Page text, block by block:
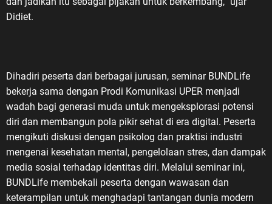
Didiet.
Dihadiri peserta dari berbagai jurusan, seminar BUNDLife
bekerja sama dengan Prodi Komunikasi UPER menjadi
wadah bagi generasi muda untuk mengeksplorasi potensi
diri dan membangun pola pikir sehat di era digital. Peserta
mengikuti diskusi dengan psikolog dan praktisi industri
mengenai kesehatan mental, pengelolaan stres, dan dampak
media sosial terhadap identitas diri. Melalui seminar ini,
BUNDLife membekali peserta dengan wawasan dan
keterampilan untuk menghadapi tantangan dunia modern